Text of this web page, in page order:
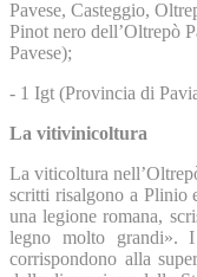
Pavese, Casteggio,
Pinot nero dell’Oltrepò
Pavese);
- 1 Igt (Provincia di
La vitivinicoltura
La viticoltura
scritti risalgono a Plinio
una legione romana,
legno molto grandi».
corrispondono alla